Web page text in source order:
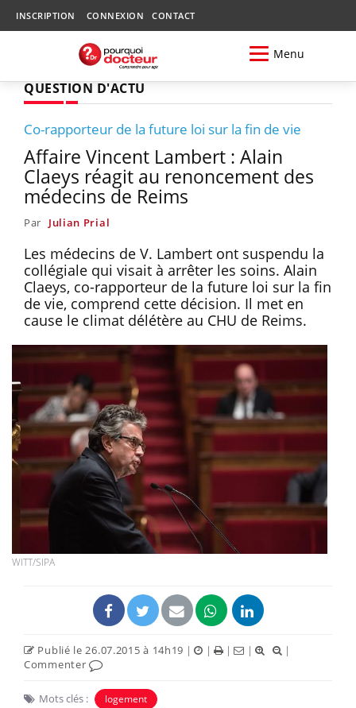
INSCRIPTION CONNEXION CONTACT
Menu
QUESTION D'ACTU
Co-rapporteur de la future loi sur la fin de vie
Affaire Vincent Lambert : Alain
Claeys réagit au renoncement des
médecins de Reims
Par Julian Prial
Les médecins de V. Lambert ont suspendu la
collégiale qui visait à arrêter les soins. Alain
Claeys, co-rapporteur de la future loi sur la fin
de vie, comprend cette décision. Il met en
cause le climat délétère au CHU de Reims.
WITT/SIPA
Publié le 26.07.2015 à 14h19 | | | |
|
Commenter
Mots clés : logement